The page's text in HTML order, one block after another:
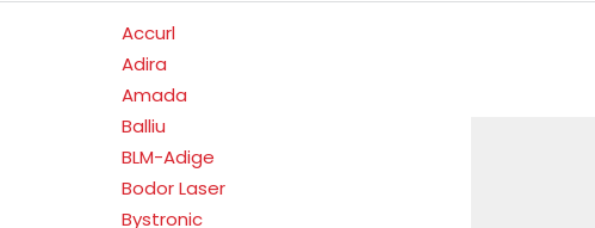
Accurl
Adira
Amada
Balliu
BLM-Adige
Bodor Laser
Bystronic